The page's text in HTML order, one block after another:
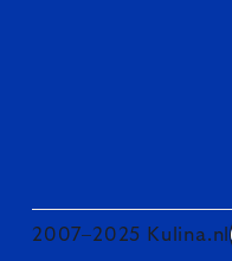
2007–2025 Kulina.nl